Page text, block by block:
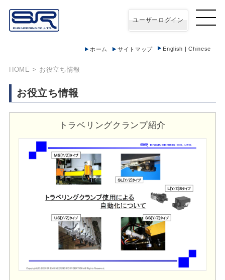
ユーザーログイン
ホーム サイトマップ English |Chinese
HOME > お役立ち情報
お役立ち情報
トラベリングクランプ紹介